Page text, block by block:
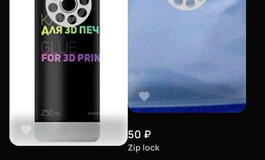
50 ₽
Zip lock